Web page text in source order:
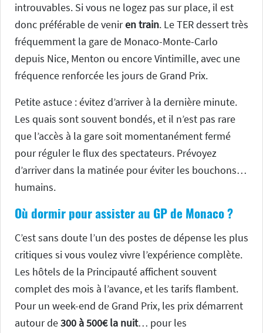
introuvables. Si vous ne logez pas sur place, il est
donc préférable de veniren train. Le TER dessert très
fréquemment la gare de Monaco-Monte-Carlo
depuis Nice, Menton ou encore Vintimille, avec une
fréquence renforcée les jours de Grand Prix.
Petite astuce : évitez d’arriver à la dernière minute.
Les quais sont souvent bondés, et il n’est pas rare
que l’accès à la gare soit momentanément fermé
pour réguler le flux des spectateurs. Prévoyez
d’arriver dans la matinée pour éviter les bouchons…
humains.
Où dormir pour assister au GP de Monaco ?
C’est sans doute l’un des postes de dépense les plus
critiques si vous voulez vivre l’expérience complète.
Les hôtels de la Principauté affichent souvent
complet des mois à l’avance, et les tarifs flambent.
Pour un week-end de Grand Prix, les prix démarrent
autour de300 à 500€ la nuit… pour les